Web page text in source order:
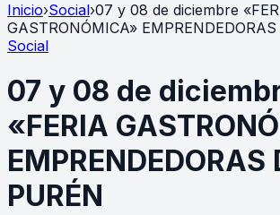
Inicio›Social›07 y 08 de diciembre
GASTRONÓMICA»
Social
07 y 08 de
«FERIA
EMPRENDEDORAS
PURÉN